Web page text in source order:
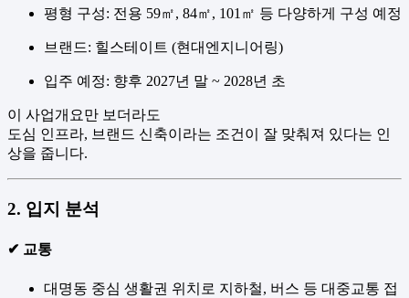
평형 구성: 전용 59㎡, 84㎡, 101㎡ 등 다양하게 구성 예정
브랜드: 힐스테이트 (현대엔지니어링)
입주 예정: 향후 2027년 말 ~ 2028년 초
이 사업개요만 보더라도
도심 인프라, 브랜드 신축이라는 조건이 잘 맞춰져 있다는 인
상을 줍니다.
2. 입지 분석
✔ 교통
대명동 중심 생활권 위치로 지하철, 버스 등 대중교통 접